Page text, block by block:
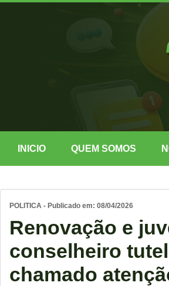
INICIO QUEM SOMOS
POLITICA - Publicado em: 08/04/2026
Renovação e
conselheiro
chamado